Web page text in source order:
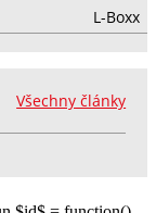
L-Boxx
Všechny články